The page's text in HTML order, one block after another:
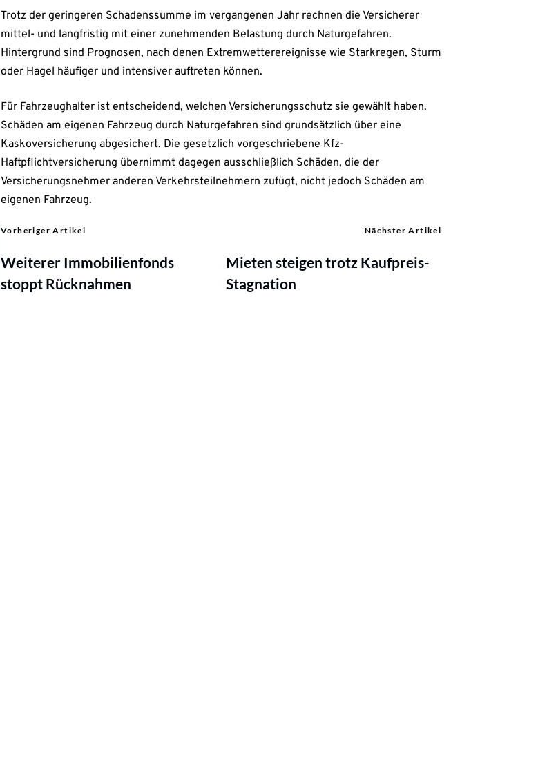
Trotz der geringeren Schadenssumme im vergangenen Jahr rechnen die Versicherer
mittel- und langfristig mit einer zunehmenden Belastung durch Naturgefahren.
Hintergrund sind Prognosen, nach denen Extremwetterereignisse wie Starkregen, Sturm
oder Hagel häufiger und intensiver auftreten können.
Für Fahrzeughalter ist entscheidend, welchen Versicherungsschutz sie gewählt haben.
Schäden am eigenen Fahrzeug durch Naturgefahren sind grundsätzlich über eine
Kaskoversicherung abgesichert. Die gesetzlich vorgeschriebene Kfz-
Haftpflichtversicherung übernimmt dagegen ausschließlich Schäden, die der
Versicherungsnehmer anderen Verkehrsteilnehmern zufügt, nicht jedoch Schäden am
eigenen Fahrzeug.
Vorheriger Artikel Nächster Artikel
Weiterer Immobilienfonds
stoppt Rücknahmen
Mieten steigen trotz Kaufpreis-
Stagnation